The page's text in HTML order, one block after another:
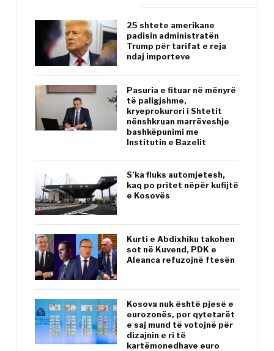
25 shtete amerikane
padisin administratën
Trump për tarifat e reja
ndaj importeve
Pasuria e fituar në mënyrë
të paligjshme,
kryeprokurori i Shtetit
nënshkruan marrëveshje
bashkëpunimi me
Institutin e Bazelit
S’ka fluks automjetesh,
kaq po pritet nëpër kufijtë
e Kosovës
Kurti e Abdixhiku takohen
sot në Kuvend, PDK e
Aleanca refuzojnë ftesën
Kosova nuk është pjesë e
eurozonës, por qytetarët
e saj mund të votojnë për
dizajnin e ri të
kartëmonedhave euro